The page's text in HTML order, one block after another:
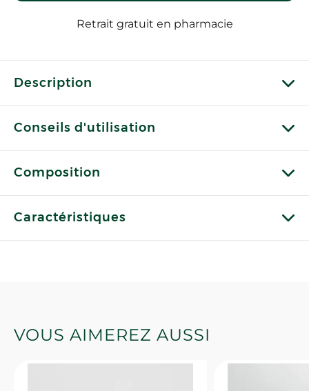
Retrait gratuit en pharmacie
Description
Conseils d'utilisation
Composition
Caractéristiques
VOUS AIMEREZ AUSSI